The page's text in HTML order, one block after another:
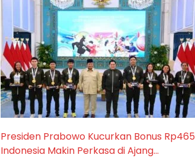
Presiden Prabowo Kucurkan Bonus
Indonesia Makin Perkasa di Ajang…